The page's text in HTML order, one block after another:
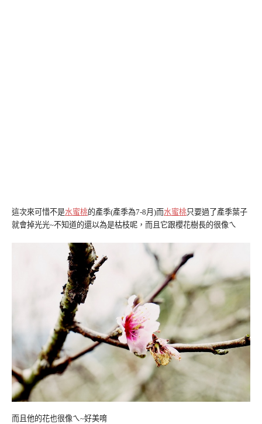
這次來可惜不是水蜜桃的產季(產季為7-8月)而水蜜桃只要過了產季葉子
就會掉光光~不知道的還以為是枯枝呢，而且它跟櫻花樹長的很像ㄟ
而且他的花也很像ㄟ~好美唷